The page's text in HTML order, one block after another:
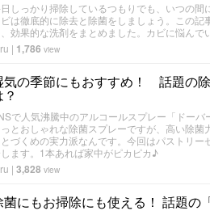
しっかり掃除しているつもりでも、いつの
は徹底的に除去と除菌をしましょう。この
、効果的な洗剤をまとめました。カビに悩んで
| 1,786 view
気の季節にもおすすめ！ 話題の
で人気沸騰中のアルコールスプレー「ドー
っとおしゃれな除菌スプレーですが、高い除
とづくめの実力派なんです。今回はパストリ
ます。1本あれば家中がピカピカ♪
| 3,828 view
菌にもお掃除にも使える！ 話題の